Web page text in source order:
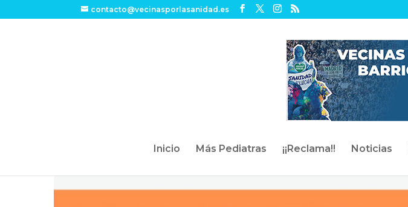
contacto@vecinasporlasanidad.es
Inicio Más Pediatras ¡¡Reclama!! Noticias